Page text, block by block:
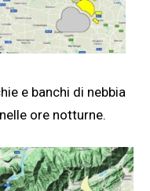
e banchi di nebbia
ore notturne.